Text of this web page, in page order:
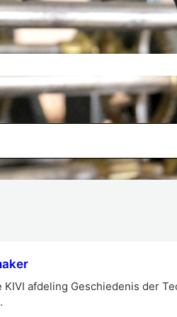
afdeling Geschiedenis der